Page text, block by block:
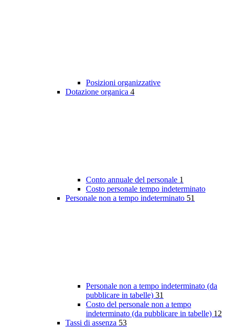
Posizioni organizzative
Dotazione organica 4
Conto annuale del personale 1
Costo personale tempo indeterminato
Personale non a tempo indeterminato 51
Personale non a tempo indeterminato (da
pubblicare in tabelle) 31
Costo del personale non a tempo
indeterminato (da pubblicare in tabelle) 12
Tassi di assenza 53